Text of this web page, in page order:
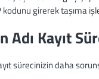
kodunu girerek taşıma
Adı Kayıt
sürecinizin daha